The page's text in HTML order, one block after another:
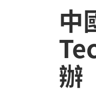
中
辦